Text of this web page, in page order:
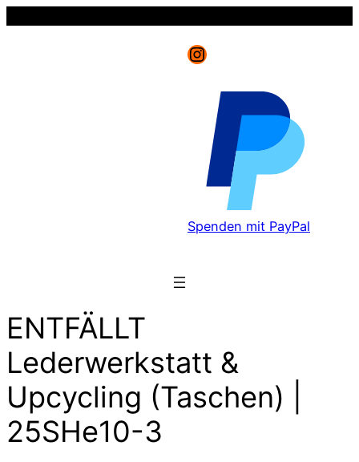
Instagram
Spenden mit PayPal
ENTFÄLLT
Lederwerkstatt &
Upcycling (Taschen) |
25SHe10-3